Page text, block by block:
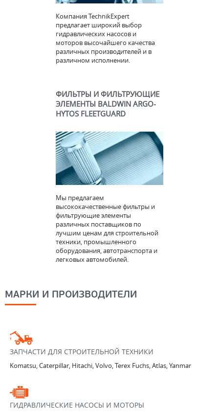
Компания TechnikExpert
предлагает широкий выбор
гидравлических насосов и
моторов высочайшего качества
различных производителей и в
различном исполнении.
ФИЛЬТРЫ И ФИЛЬТРУЮЩИЕ
ЭЛЕМЕНТЫ BALDWIN ARGO-
HYTOS FLEETGUARD
Мы предлагаем
высококачественные фильтры и
фильтрующие элементы
различных поставщиков по
лучшим ценам для строительной
техники, промышленного
оборудования, автотранспорта и
легковых автомобилей.
МАРКИ И ПРОИЗВОДИТЕЛИ
ЗАПЧАСТИ ДЛЯ СТРОИТЕЛЬНОЙ ТЕХНИКИ
Komatsu, Caterpillar, Hitachi, Volvo, Terex Fuchs, Atlas, Yanmar
ГИДРАВЛИЧЕСКИЕ НАСОСЫ И МОТОРЫ